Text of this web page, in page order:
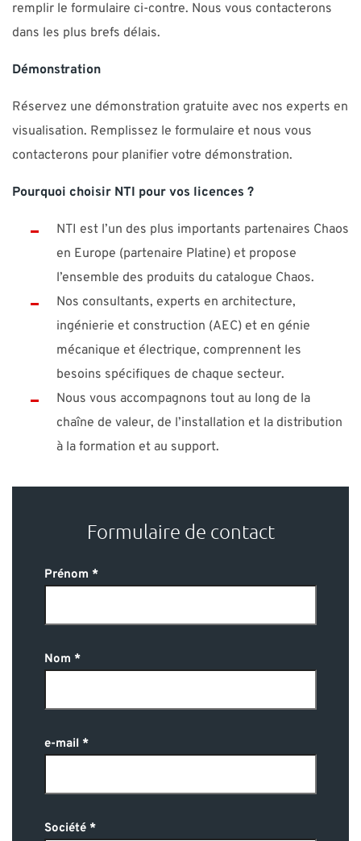
remplir le formulaire ci-contre. Nous vous contacterons
dans les plus brefs délais.
Démonstration
Réservez une démonstration gratuite avec nos experts en
visualisation. Remplissez le formulaire et nous vous
contacterons pour planifier votre démonstration.
Pourquoi choisir NTI pour vos licences ?
NTI est l’un des plus importants partenaires Chaos
en Europe (partenaire Platine) et propose
l’ensemble des produits du catalogue Chaos.
Nos consultants, experts en architecture,
ingénierie et construction (AEC) et en génie
mécanique et électrique, comprennent les
besoins spécifiques de chaque secteur.
Nous vous accompagnons tout au long de la
chaîne de valeur, de l’installation et la distribution
à la formation et au support.
Formulaire de contact
Prénom
Nom
e-mail
Société